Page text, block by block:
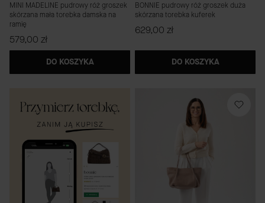
MINI MADELINE pudrowy róż groszek
skórzana mała torebka damska na
ramię
Cena
579,00 zł
DO KOSZYKA
BONNIE pudrowy róż groszek duża
skórzana torebka kuferek
Cena
629,00 zł
DO KOSZYKA